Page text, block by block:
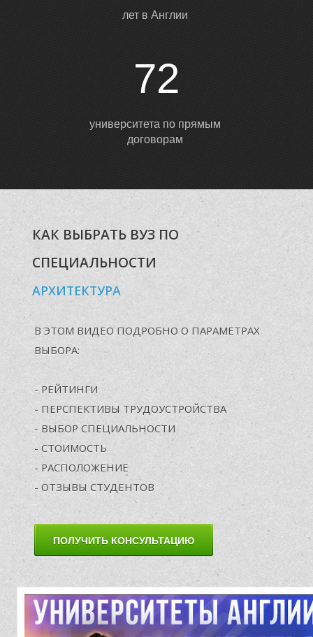
Ы
У
лет в Англии
72
университета по прямым
договорам
КАК ВЫБРАТЬ ВУЗ ПО
СПЕЦИАЛЬНОСТИ
АРХИТЕКТУРА
В ЭТОМ ВИДЕО ПОДРОБНО О ПАРАМЕТРАХ
ВЫБОРА:
- РЕЙТИНГИ
- ПЕРСПЕКТИВЫ ТРУДОУСТРОЙСТВА
- ВЫБОР СПЕЦИАЛЬНОСТИ
- СТОИМОСТЬ
- РАСПОЛОЖЕНИЕ
- ОТЗЫВЫ СТУДЕНТОВ
ПОЛУЧИТЬ КОНСУЛЬТАЦИЮ